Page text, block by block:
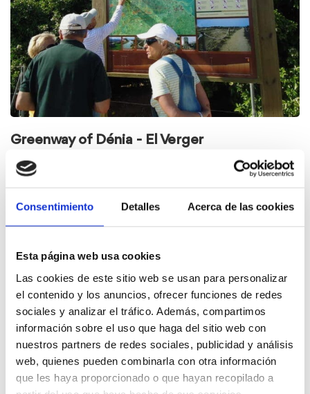
Consentimiento Detalles Acerca de las cookies
Esta página web usa cookies
Las cookies de este sitio web se usan para personalizar
el contenido y los anuncios, ofrecer funciones de redes
sociales y analizar el tráfico. Además, compartimos
información sobre el uso que haga del sitio web con
nuestros partners de redes sociales, publicidad y análisis
web, quienes pueden combinarla con otra información
que les haya proporcionado o que hayan recopilado a
Greenway of Dénia - El Verger